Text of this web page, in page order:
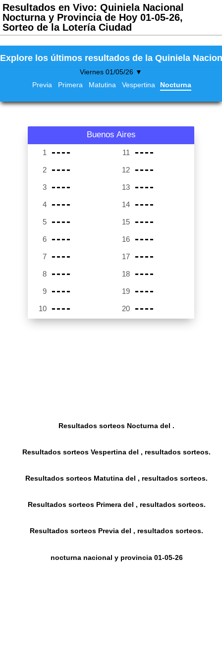
Resultados en Vivo: Quiniela Nacional
Nocturna y Provincia de Hoy 01-05-26,
Sorteo de la Lotería Ciudad
Explore los últimos resultados de la Quiniela
Viernes 01/05/26 ▼
Previa
Primera Matutina Vespertina Nocturna
Buenos Aires
1 ----
2 ----
3 ----
4 ----
5 ----
6 ----
7 ----
8 ----
9 ----
10 ----
11 ----
12 ----
13 ----
14 ----
15 ----
16 ----
17 ----
18 ----
19 ----
20 ----
Resultados sorteos Nocturna del .
Resultados sorteos Vespertina del , resultados sorteos.
Resultados sorteos Matutina del , resultados sorteos.
Resultados sorteos Primera del , resultados sorteos.
Resultados sorteos Previa del , resultados sorteos.
nocturna nacional y provincia 01-05-26